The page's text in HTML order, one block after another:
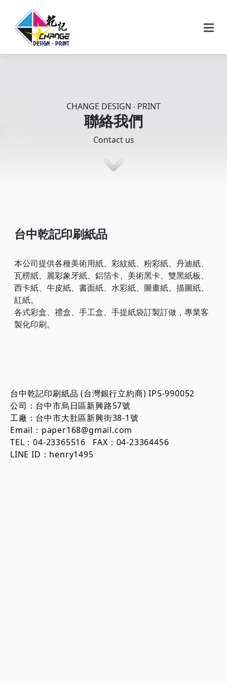
CHANGE DESIGN ‧ PRINT
聯絡我們
Contact us
台中乾記印刷紙品
本公司提供各種美術用紙、彩紋紙、粉彩紙、丹迪紙、
瓦楞紙、麗彩象牙紙、鋁箔卡、美術黑卡、雙黑紙板、
西卡紙、牛皮紙、書面紙、水彩紙、圖畫紙、描圖紙、
紅紙。
各式彩盒、禮盒、手工盒、手提紙袋訂製訂做，專業客
製化印刷。
台中乾記印刷紙品 (台灣銀行立約商) IP5-990052
公司：台中市烏日區新興路57號
工廠：台中市大肚區新興街38-1號
Email：paper168@gmail.com
TEL：04-23365516 FAX：04-23364456
LINE ID：henry1495